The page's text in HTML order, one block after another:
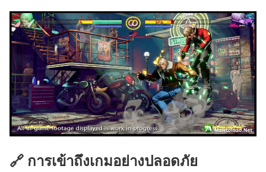
🔗 การเข้าถึงเกมอย่างปลอดภัย